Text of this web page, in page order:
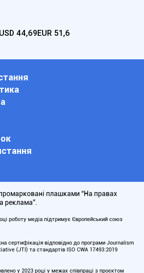
USD 44,69EUR 51,6
плашками “На правах
реклама”.
роботу медіа підтримує Європейський союз
сертифікація відповідно до програми Journalism
(JTI) та стандартів ISO CWA 17493:2019
у 2023 році у межах співпраці з проєктом